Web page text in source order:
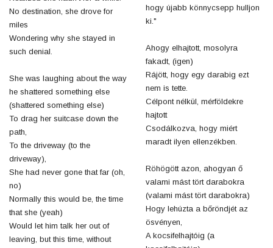
No destination, she drove for
miles
Wondering why she stayed in
such denial.
She was laughing about the way
he shattered something else
(shattered something else)
To drag her suitcase down the
path,
To the driveway (to the
driveway),
She had never gone that far (oh,
no)
Normally this would be, the time
that she (yeah)
Would let him talk her out of
leaving, but this time, without
hogy újabb könnycsepp hulljon
ki."
Ahogy elhajtott, mosolyra
fakadt, (igen)
Rájött, hogy egy darabig ezt
nem is tette.
Célpont nélkül, mérföldekre
hajtott
Csodálkozva, hogy miért
maradt ilyen ellenzékben.
Röhögött azon, ahogyan ő
valami mást tört darabokra
(valami mást tört darabokra)
Hogy lehúzta a bőröndjét az
ösvényen,
A kocsifelhajtóig (a